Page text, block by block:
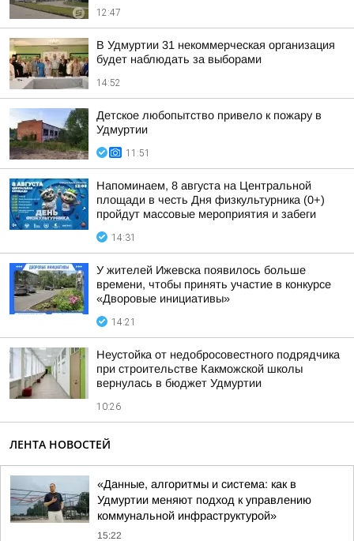
12:47
В Удмуртии 31 некоммерческая организация
будет наблюдать за выборами
14:52
Детское любопытство привело к пожару в
Удмуртии
11:51
Напоминаем, 8 августа на Центральной
площади в честь Дня физкультурника (0+)
пройдут массовые мероприятия и забеги
14:31
У жителей Ижевска появилось больше
времени, чтобы принять участие в конкурсе
«Дворовые инициативы»
14:21
Неустойка от недобросовестного подрядчика
при строительстве Какможской школы
вернулась в бюджет Удмуртии
10:26
ЛЕНТА НОВОСТЕЙ
«Данные, алгоритмы и система: как в
Удмуртии меняют подход к управлению
коммунальной инфраструктурой»
15:22